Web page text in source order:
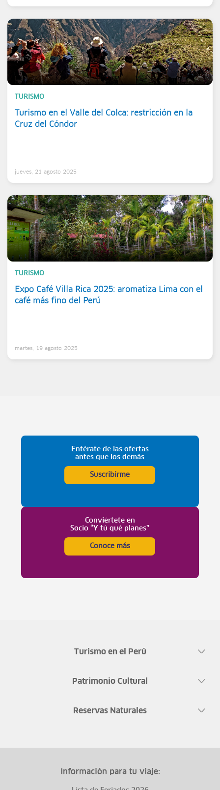
TURISMO
Turismo en el Valle del Colca: restricción en la
Cruz del Cóndor
jueves, 21 agosto 2025
TURISMO
Expo Café Villa Rica 2025: aromatiza Lima con el
café más fino del Perú
martes, 19 agosto 2025
Entérate de las ofertas
antes que los demás
Suscribirme
Conviértete en
Socio “Y tú qué planes”
Conoce más
Turismo en el Perú
Patrimonio Cultural
Reservas Naturales
Información para tu viaje: